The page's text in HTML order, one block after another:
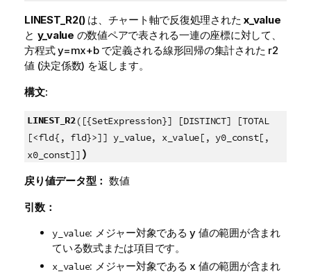
LINEST_R2()は、チャート軸で反復処理された x_value
と y_value の数値ペアで表される一連の座標に対して、
方程式y=mx+bで定義される線形回帰の集計された r2
値 (決定係数) を返します。
構文:
LINEST_R2([{SetExpression}] [DISTINCT] [TOTAL
[<fld{, fld}>]] y_value, x_value[, y0_const[,
x0_const]] )
戻り値データ型： 数値
引数：
y_value: メジャー対象であるy 値の範囲が含まれ
ている数式または項目です。
x_value: メジャー対象である x 値の範囲が含まれ